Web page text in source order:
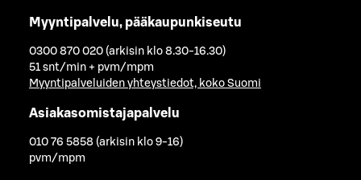
Myyntipalvelu, pääkaupunkiseutu
0300 870 020 (arkisin klo 8.30-16.30)
51 snt/min + pvm/mpm
Myyntipalveluiden yhteystiedot, koko Suomi
Asiakasomistajapalvelu
010 76 5858 (arkisin klo 9-16)
pvm/mpm